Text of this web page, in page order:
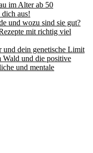
im Alter ab 50
aus!
und wozu sind sie gut?
mit richtig viel
dein genetische Limit
Wald und die positive
und mentale